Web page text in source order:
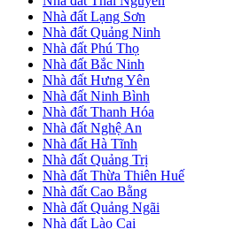
Nhà đất Lạng Sơn
Nhà đất Quảng Ninh
Nhà đất Phú Thọ
Nhà đất Bắc Ninh
Nhà đất Hưng Yên
Nhà đất Ninh Bình
Nhà đất Thanh Hóa
Nhà đất Nghệ An
Nhà đất Hà Tĩnh
Nhà đất Quảng Trị
Nhà đất Thừa Thiên Huế
Nhà đất Cao Bằng
Nhà đất Quảng Ngãi
Nhà đất Lào Cai